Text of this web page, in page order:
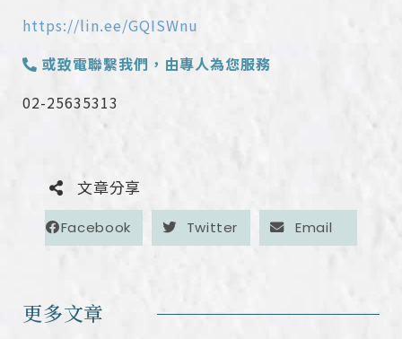
https://lin.ee/GQISWnu
或致電聯繫我們，由專人為您服務
02-25635313
文章分享
Facebook Twitter Email
更多文章